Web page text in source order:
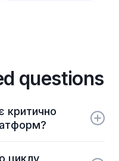
questions
критично
циклу